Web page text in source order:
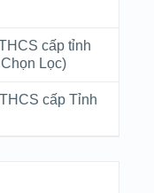
cấp tỉnh
Lọc)
cấp Tỉnh